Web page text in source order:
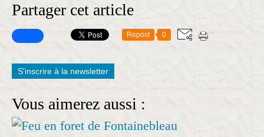
Partager cet article
Repost 0
S'inscrire à la newsletter
Vous aimerez aussi :